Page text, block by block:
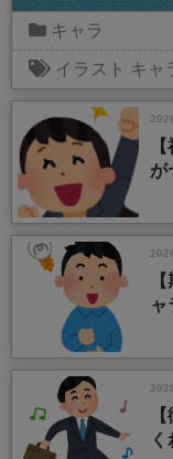
キャラ
イラスト キャ
が
ャ